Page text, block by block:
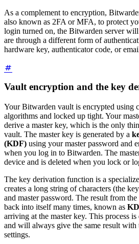
As a complement to encryption,
also known as 2FA or MFA, to protect
login turned on, the Bitwarden server
are through a different form of
hardware key, authenticator code, or
Vault encryption and the key
Your Bitwarden vault is encrypted using
algorithms and locked up tight. Your
derive a master key, which is the only
vault. The master key is generated by a
(KDF) using your master password and
when you log in to Bitwarden. The
device and is deleted when you lock or
The key derivation function is a
creates a long string of characters (the
and master password. The result from
back into itself many times, known as
arriving at the master key. This process
and will always give the same result with
settings.